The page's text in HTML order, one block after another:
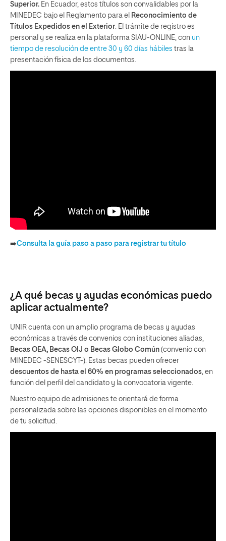
Superior. En Ecuador, estos títulos son convalidables por la
MINEDEC bajo el Reglamento para el Reconocimiento de
Títulos Expedidos en el Exterior . El trámite de registro es
personal y se realiza en la plataforma SIAU-ONLINE, con un
tiempo de resolución de entre 30 y 60 días hábiles tras la
presentación física de los documentos.
➡️Consulta la guía paso a paso para registrar tu título
¿A qué becas y ayudas económicas puedo
aplicar actualmente?
UNIR cuenta con un amplio programa de becas y ayudas
económicas a través de convenios con instituciones aliadas,
Becas OEA, Becas OIJ o Becas Globo Común (convenio con
MINEDEC -SENESCYT-). Estas becas pueden ofrecer
descuentos de hasta el 60% en programas seleccionados , en
función del perfil del candidato y la convocatoria vigente.
Nuestro equipo de admisiones te orientará de forma
personalizada sobre las opciones disponibles en el momento
de tu solicitud.